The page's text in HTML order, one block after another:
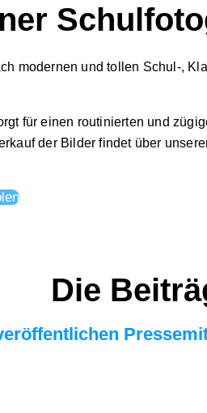
modernen und tollen Schul-,
für einen routinierten und
der Bilder findet über
Die